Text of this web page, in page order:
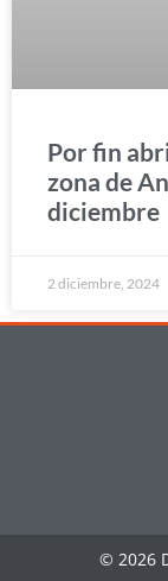
Por fin
zona de
diciembre
2 diciembre, 2024
© 2026